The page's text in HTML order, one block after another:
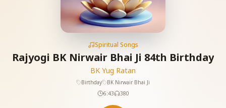
Spiritual Songs
Rajyogi BK Nirwair Bhai Ji 84th Birthday
BK Yug Ratan
Birthday
BK Nirwair Bhai Ji
6:43
380